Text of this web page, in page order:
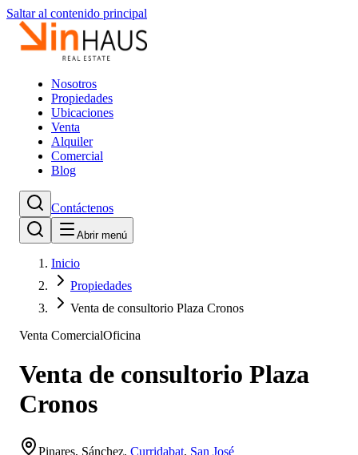
Saltar al contenido principal
Nosotros
Propiedades
Ubicaciones
Venta
Alquiler
Comercial
Blog
Contáctenos
Abrir menú
Inicio
Propiedades
Venta de consultorio Plaza Cronos
Venta ComercialOficina
Venta de consultorio Plaza
Cronos
Pinares, Sánchez, Curridabat, San José